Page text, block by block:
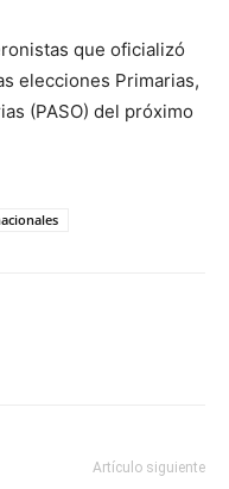
que oficializó
elecciones Primarias,
(PASO) del próximo
Artículo siguiente